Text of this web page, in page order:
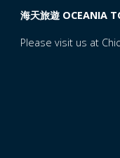
海天旅遊 OCEANIA
Please visit us at